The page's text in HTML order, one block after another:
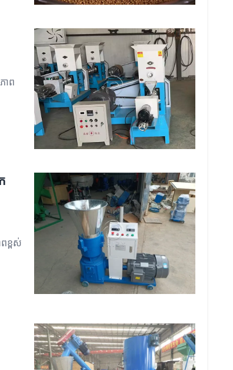
ាព
ខ្ពស់